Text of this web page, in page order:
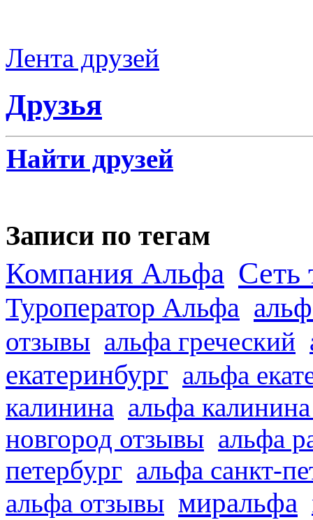
Лента друзей
Друзья
Найти друзей
Записи по тегам
Компания Альфа Сеть
Туроператор Альфа
отзывы альфа греческий
екатеринбург альфа
калинина альфа
новгород отзывы альфа
петербург альфа санкт-
альфа отзывы миральфа